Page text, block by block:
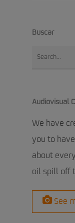
Buscar
Audiovisual
We have
you to
about
oil spill off
See